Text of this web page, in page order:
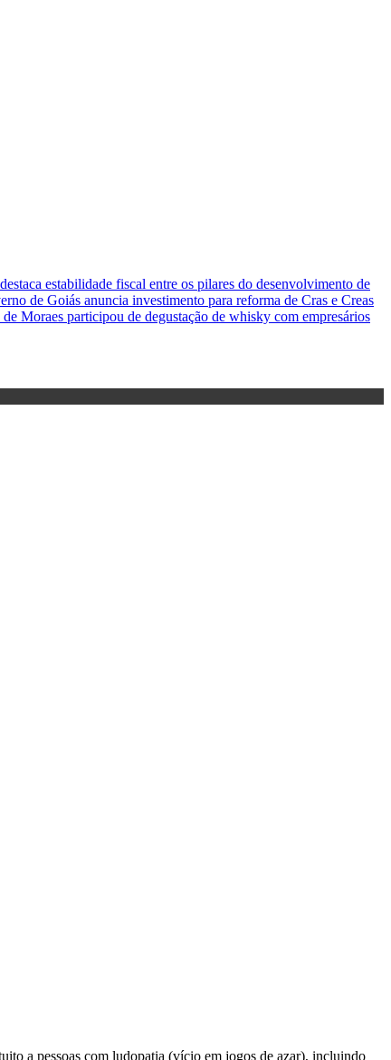
estabilidade fiscal entre os pilares do desenvolvimento de
de Goiás anuncia investimento para reforma de Cras e Creas
Moraes participou de degustação de whisky com empresários
a pessoas com ludopatia (vício em jogos de azar), incluindo